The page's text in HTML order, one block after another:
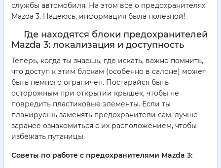
службы автомобиля. На этом все о предохранителях
Mazda 3. Надеюсь, информация была полезной!
Где находятся блоки предохранителей
Mazda 3: локализация и доступность
Теперь, когда ты знаешь, где искать, важно помнить,
что доступ к этим блокам (особенно в салоне) может
быть немного ограничен. Постарайся быть
осторожным при открытии крышек, чтобы не
повредить пластиковые элементы. Если ты
планируешь заменять предохранители сам, лучше
заранее ознакомиться с их расположением, чтобы
избежать путаницы.
Советы по работе с предохранителями Mazda 3: